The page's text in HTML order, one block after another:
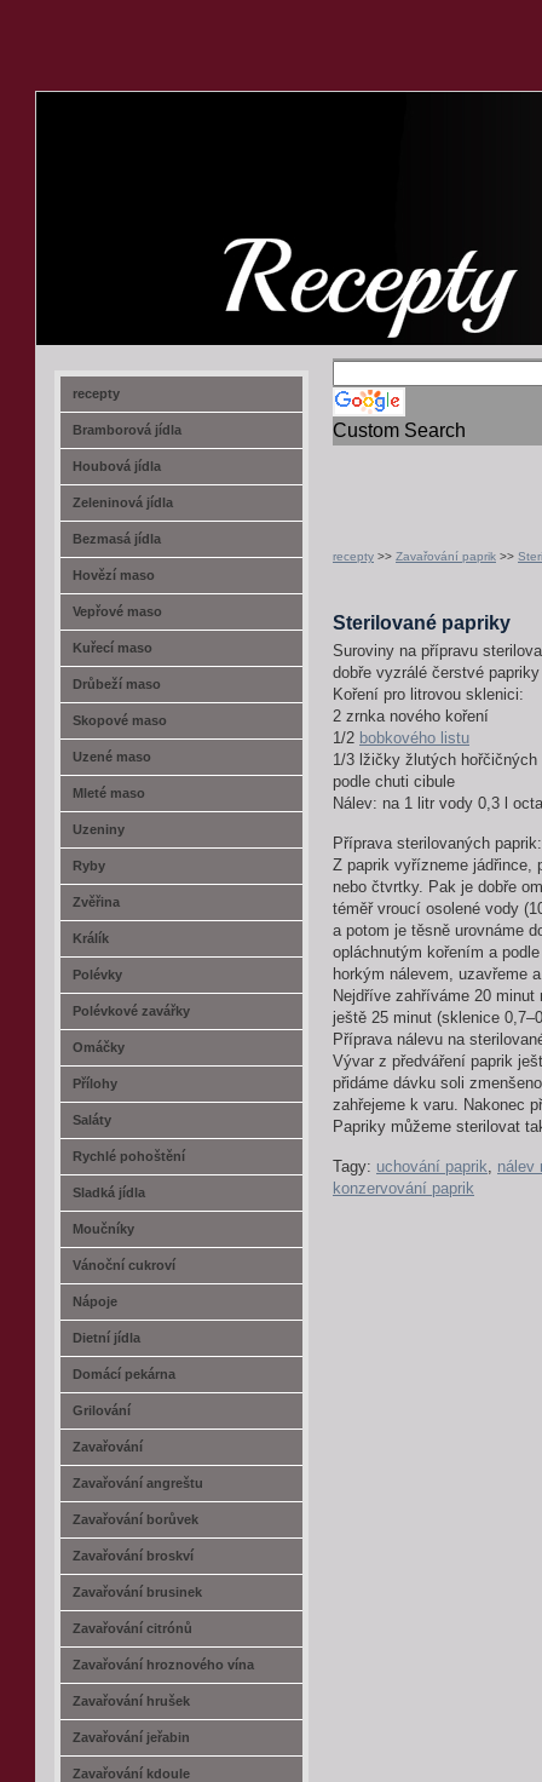
Custom Search
recepty >> Zavařování paprik >>
Sterilované papriky
Suroviny na přípravu
dobře vyzrálé čerstvé papriky
Koření pro litrovou sklenici:
2 zrnka nového koření
1/2 bobkového listu
1/3 lžičky žlutých hořčičných
podle chuti cibule
Nálev: na 1 litr vody 0,3 l
Příprava sterilovaných paprik:
Z paprik vyřízneme jádřince,
nebo čtvrtky. Pak je dobře
téměř vroucí osolené vody
a potom je těsně urovnáme
opláchnutým kořením a
horkým nálevem, uzavřeme
Nejdříve zahříváme 20
ještě 25 minut (sklenice
Příprava nálevu na
Vývar z předváření paprik
přidáme dávku soli
zahřejeme k varu. Nakonec
Papriky můžeme sterilovat
Tagy: uchování paprik, nálev
konzervování paprik
recepty
Bramborová jídla
Houbová jídla
Zeleninová jídla
Bezmasá jídla
Hovězí maso
Vepřové maso
Kuřecí maso
Drůbeží maso
Skopové maso
Uzené maso
Mleté maso
Uzeniny
Ryby
Zvěřina
Králík
Polévky
Polévkové zavářky
Omáčky
Přílohy
Saláty
Rychlé pohoštění
Sladká jídla
Moučníky
Vánoční cukroví
Nápoje
Dietní jídla
Domácí pekárna
Grilování
Zavařování
Zavařování angreštu
Zavařování borůvek
Zavařování broskví
Zavařování brusinek
Zavařování citrónů
Zavařování hroznového vína
Zavařování hrušek
Zavařování jeřabin
Zavařování kdoule